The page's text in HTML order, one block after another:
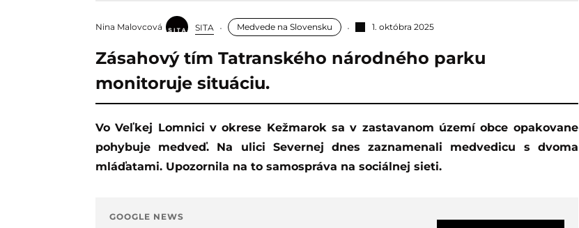
Nina Malovcová SITA Medvede na Slovensku 1. októbra 2025
Zásahový tím Tatranského národného parku
monitoruje situáciu.
Vo Veľkej Lomnici v okrese Kežmarok sa v zastavanom území obce opakovane
pohybuje medveď. Na ulici Severnej dnes zaznamenali medvedicu s dvoma
mláďatami. Upozornila na to samospráva na sociálnej sieti.
GOOGLE NEWS